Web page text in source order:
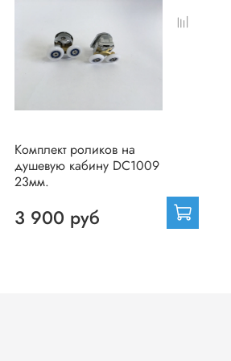
Комплект роликов на
душевую кабину DC1009
23мм.
3 900 руб